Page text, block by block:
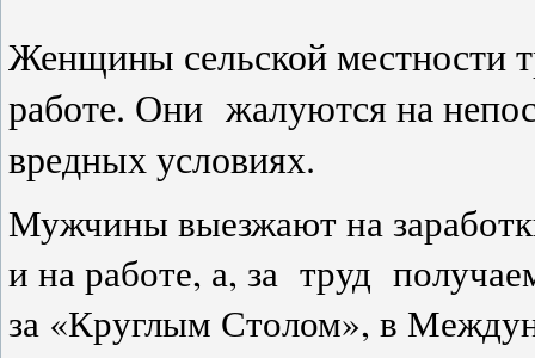
Женщины сельской местности
работе. Они жалуются на
вредных условиях.
Мужчины выезжают на
и на работе, а, за труд
за «Круглым Столом», в